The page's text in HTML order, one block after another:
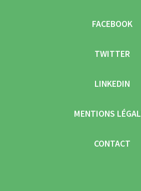
FACEBOOK
TWITTER
LINKEDIN
MENTIONS
CONTACT